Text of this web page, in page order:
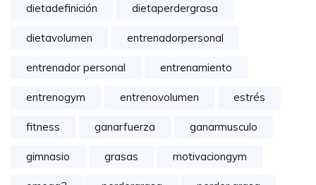
dietadefinición dietaperdergrasa
dietavolumen entrenadorpersonal
entrenador personal entrenamiento
entrenogym entrenovolumen estrés
fitness ganarfuerza ganarmusculo
gimnasio grasas motivaciongym